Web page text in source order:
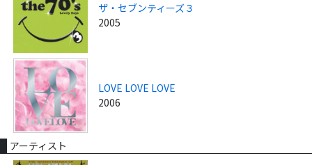
ザ・セブンティーズ３
2005
LOVE LOVE LOVE
2006
アーティスト